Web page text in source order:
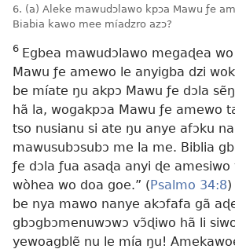
6. (a) Aleke mawudɔlawo kpɔa Mawu ƒe
Biabia kawo mee míadzro azɔ?
6 Egbea mawudɔlawo megaɖea
Mawu ƒe amewo le anyigba dzi
be míate ŋu akpɔ Mawu ƒe dɔla
hã la, wogakpɔa Mawu ƒe amewo
tso nusianu si ate ŋu anye afɔku
mawusubɔsubɔ me la me. Biblia
ƒe dɔla ƒua asaɖa anyi ɖe
wòhea wo doa goe.” (Psalmo 34:8)
be nya mawo nanye akɔfafa gã
gbɔgbɔmenuwɔwɔ vɔ̃ɖiwo hã li
yewoagblẽ nu le mía ŋu!